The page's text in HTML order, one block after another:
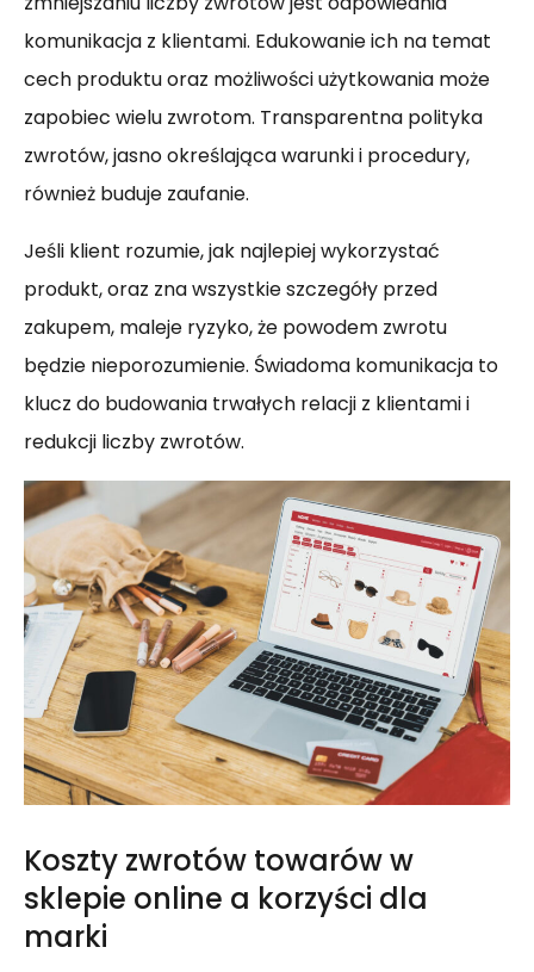
komunikacja z klientami. Edukowanie ich na temat
cech produktu oraz możliwości użytkowania może
zapobiec wielu zwrotom. Transparentna polityka
zwrotów, jasno określająca warunki i procedury,
również buduje zaufanie.
Jeśli klient rozumie, jak najlepiej wykorzystać
produkt, oraz zna wszystkie szczegóły przed
zakupem, maleje ryzyko, że powodem zwrotu
będzie nieporozumienie. Świadoma komunikacja to
klucz do budowania trwałych relacji z klientami i
redukcji liczby zwrotów.
Koszty zwrotów towarów w
sklepie online a korzyści dla
marki